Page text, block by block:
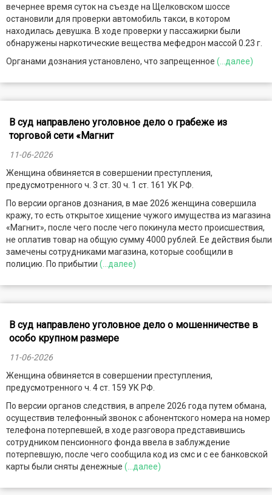
вечернее время суток на съезде на Щелковском шоссе
остановили для проверки автомобиль такси, в котором
находилась девушка. В ходе проверки у пассажирки были
обнаружены наркотические вещества мефедрон массой 0.23 г.
Органами дознания установлено, что запрещенное (...далее)
В суд направлено уголовное дело о грабеже из
торговой сети «Магнит
11-06-2026
Женщина обвиняется в совершении преступления,
предусмотренного ч. 3 ст. 30 ч. 1 ст. 161 УК РФ.
По версии органов дознания, в мае 2026 женщина совершила
кражу, то есть открытое хищение чужого имущества из магазина
«Магнит», после чего после чего покинула место происшествия,
не оплатив товар на общую сумму 4000 рублей. Ее действия были
замечены сотрудниками магазина, которые сообщили в
полицию. По прибытии (...далее)
В суд направлено уголовное дело о мошенничестве в
особо крупном размере
11-06-2026
Женщина обвиняется в совершении преступления,
предусмотренного ч. 4 ст. 159 УК РФ.
По версии органов следствия, в апреле 2026 года путем обмана,
осуществив телефонный звонок с абонентского номера на номер
телефона потерпевшей, в ходе разговора представившись
сотрудником пенсионного фонда ввела в заблуждение
потерпевшую, после чего сообщила код из смс и с ее банковской
карты были сняты денежные (...далее)